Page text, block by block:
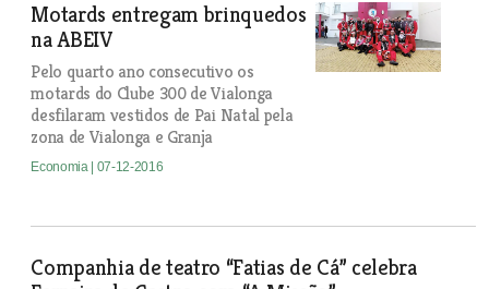
Motards entregam brinquedos
na ABEIV
Pelo quarto ano consecutivo os
motards do Clube 300 de Vialonga
desfilaram vestidos de Pai Natal pela
zona de Vialonga e Granja
Economia | 07-12-2016
Companhia de teatro “Fatias de Cá” celebra